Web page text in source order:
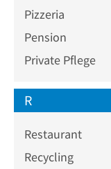
Pizzeria
Pension
Private Pflege
R
Restaurant
Recycling